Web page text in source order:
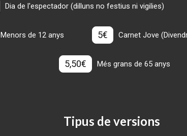
Dia de l'espectador (dilluns no festius ni vigilies)
Menors de 12 anys 5€ Carnet Jove
5,50€ Més grans de 65 anys
Tipus de versions